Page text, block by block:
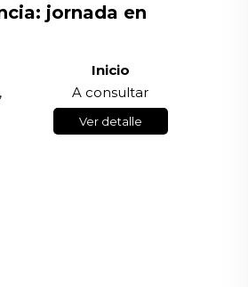
jornada en
Inicio
A consultar
Ver detalle